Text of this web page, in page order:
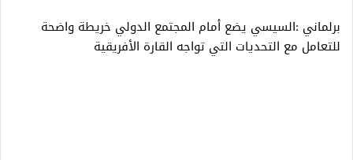
برلماني :السيسي يضع أمام المجتمع الدولي خريطة واضحة
للتعامل مع التحديات التي تواجه القارة الأفريقية